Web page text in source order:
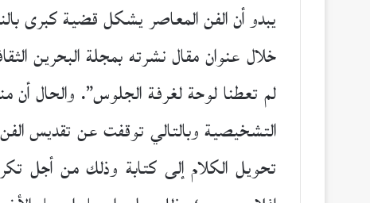
يبدو أن الفن المعاصر يشكل قضية كبرى
خلال عنوان مقال نشرته بمجلة البحرين
لم تعطنا لوحة لغرفة الجلوس”. والحال أن
التشخيصية وبالتالي توقفت عن تقديس
تحويل الكلام إلى كتابة وذلك من أجل